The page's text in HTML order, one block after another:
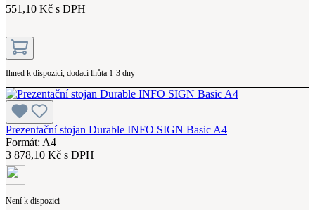
551,10 Kč s DPH
Ihned k dispozici, dodací lhůta 1-3 dny
Prezentační stojan Durable INFO SIGN Basic A4
Formát: A4
3 878,10 Kč s DPH
Není k dispozici